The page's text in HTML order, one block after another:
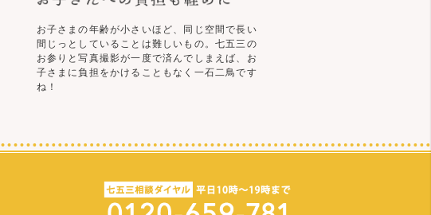
お子さまの年齢が小さいほど、同じ空間で長い
間じっとしていることは難しいもの。七五三の
お参りと写真撮影が一度で済んでしまえば、お
子さまに負担をかけることもなく一石二鳥です
ね！